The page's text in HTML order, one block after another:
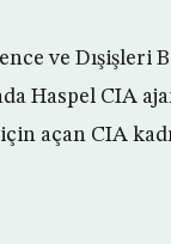
ve Dışişleri
Haspel CIA
açan CIA